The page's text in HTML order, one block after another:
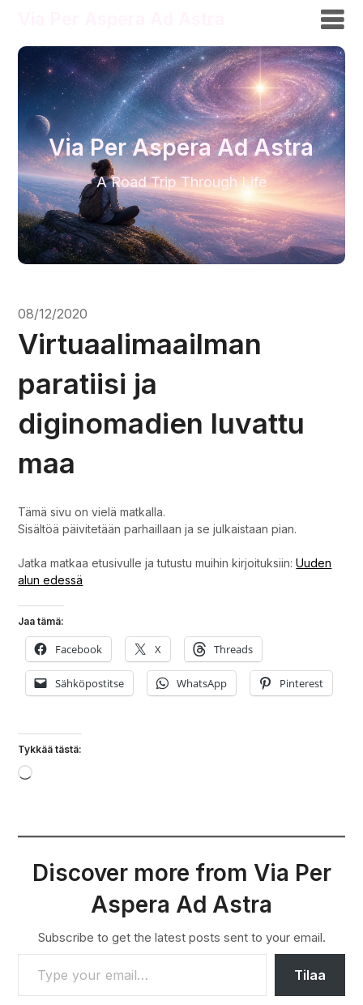
Via Per Aspera Ad Astra
A Road Trip Through Life
08/12/2020
Virtuaalimaailman
paratiisi ja
diginomadien luvattu
maa
Tämä sivu on vielä matkalla.
Sisältöä päivitetään parhaillaan ja se julkaistaan pian.
Jatka matkaa etusivulle ja tutustu muihin kirjoituksiin:Uuden
alun edessä
Jaa tämä:
Facebook X Threads
Sähköpostitse WhatsApp Pinterest
Tykkää tästä:
Loading…
Discover more from Via Per
Aspera Ad Astra
Subscribe to get the latest posts sent to your email.
TYPE YOUR EMAIL…
Tilaa